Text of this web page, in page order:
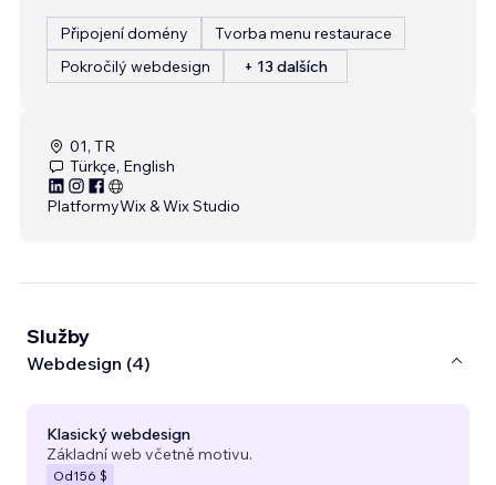
Připojení domény
Tvorba menu restaurace
Pokročilý webdesign
+ 13 dalších
01, TR
Türkçe, English
PlatformyWix & Wix Studio
Služby
Webdesign (4)
Klasický webdesign
Základní web včetně motivu.
Od156 $